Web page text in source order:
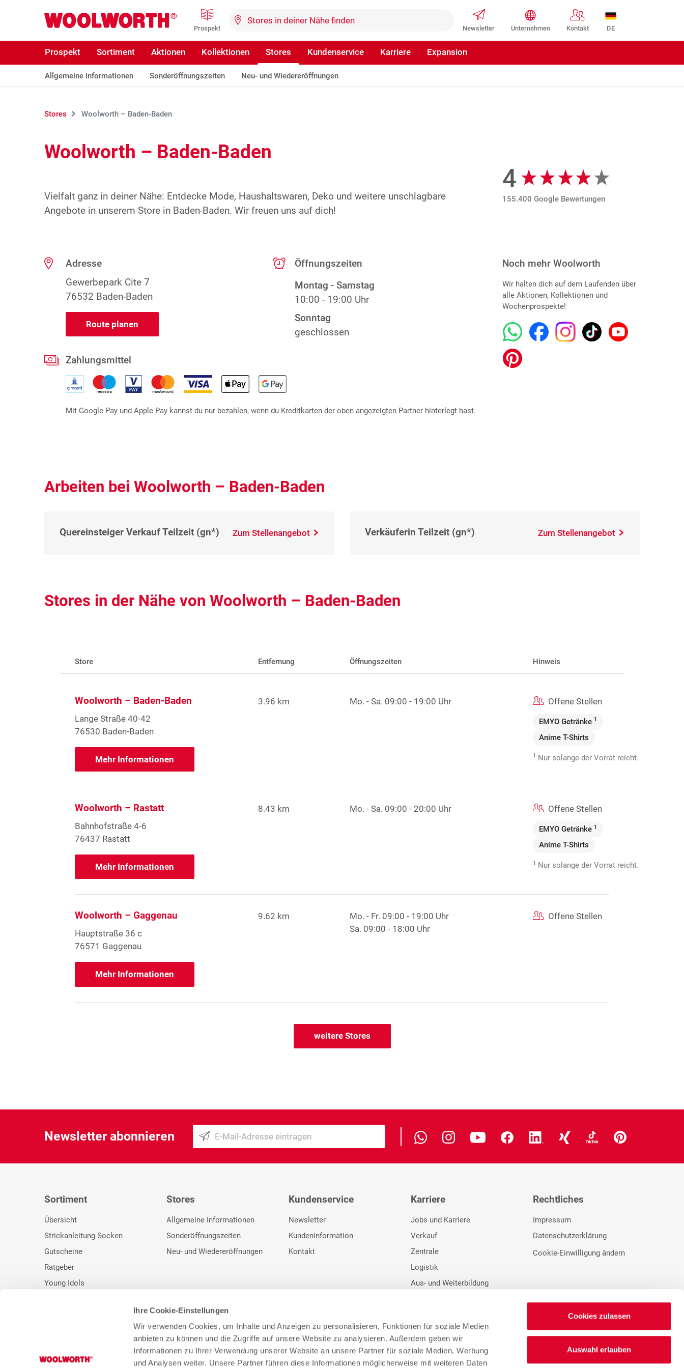
Ihre Cookie-Einstellungen
Wir verwenden Cookies, um Inhalte und Anzeigen zu personalisieren, Funktionen für soziale Medien
anbieten zu können und die Zugriffe auf unsere Website zu analysieren. Außerdem geben wir
Informationen zu Ihrer Verwendung unserer Website an unsere Partner für soziale Medien, Werbung
und Analysen weiter. Unsere Partner führen diese Informationen möglicherweise mit weiteren Daten
Cookies zulassen
Auswahl erlauben
Woolworth GmbH DE
Prospekt Newsletter Unternehmen Kontakt
Prospekt Sortiment Aktionen Kollektionen Stores Kundenservice Karriere Expansion
Allgemeine Informationen Sonderöffnungszeiten Neu- und Wiedereröffnungen
Stores Woolworth – Baden-Baden
Woolworth – Baden-Baden
Vielfalt ganz in deiner Nähe: Entdecke Mode, Haushaltswaren, Deko und weitere unschlagbare
Angebote in unserem Store in Baden-Baden. Wir freuen uns auf dich!
Google Bewertungen
4
155.400 Google Bewertungen
Adresse
Gewerbepark Cite 7
76532 Baden-Baden
Route planen
Öffnungszeiten
Montag - Samstag
10:00 - 19:00 Uhr
Sonntag
geschlossen
Zahlungsmittel
Mit Google Pay und Apple Pay kannst du nur bezahlen, wenn du Kreditkarten der oben angezeigten Partner hinterlegt hast.
Noch mehr Woolworth
Wir halten dich auf dem Laufenden über
alle Aktionen, Kollektionen und
Wochenprospekte!
Arbeiten bei Woolworth – Baden-Baden
Quereinsteiger Verkauf Teilzeit (gn*) Zum Stellenangebot Verkäuferin Teilzeit (gn*) Zum Stellenangebot
Stores in der Nähe von Woolworth – Baden-Baden
Store Entfernung Öffnungszeiten Hinweis
Woolworth – Baden-Baden
Lange Straße 40-42
76530 Baden-Baden
Mehr Informationen
3.96 km Mo. - Sa. 09:00 - 19:00 Uhr Offene Stellen
EMYO Getränke 1
Anime T-Shirts
1 Nur solange der Vorrat reicht.
Woolworth – Rastatt
Bahnhofstraße 4-6
76437 Rastatt
Mehr Informationen
8.43 km Mo. - Sa. 09:00 - 20:00 Uhr Offene Stellen
EMYO Getränke 1
Anime T-Shirts
1 Nur solange der Vorrat reicht.
Woolworth – Gaggenau
Hauptstraße 36 c
76571 Gaggenau
Mehr Informationen
9.62 km Mo. - Fr. 09:00 - 19:00 Uhr
Sa. 09:00 - 18:00 Uhr
Offene Stellen
weitere Stores
Newsletter abonnieren
Sortiment
Übersicht
Strickanleitung Socken
Gutscheine
Ratgeber
Young Idols
Stores
Allgemeine Informationen
Sonderöffnungszeiten
Neu- und Wiedereröffnungen
Kundenservice
Newsletter
Kundeninformation
Kontakt
Karriere
Jobs und Karriere
Verkauf
Zentrale
Logistik
Aus- und Weiterbildung
Rechtliches
Impressum
Datenschutzerklärung
Cookie-Einwilligung ändern
* Unser bisheriger Preis. ** UVP des Herstellers.